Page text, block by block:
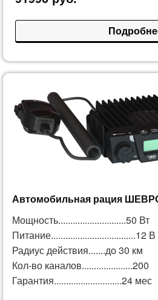
Автомобильная рация
Мощность............................50 Вт
Питание...................................12 В
Радиус действия.......до 30 км
Кол-во каналов.....................200
Гарантия............................24 мес